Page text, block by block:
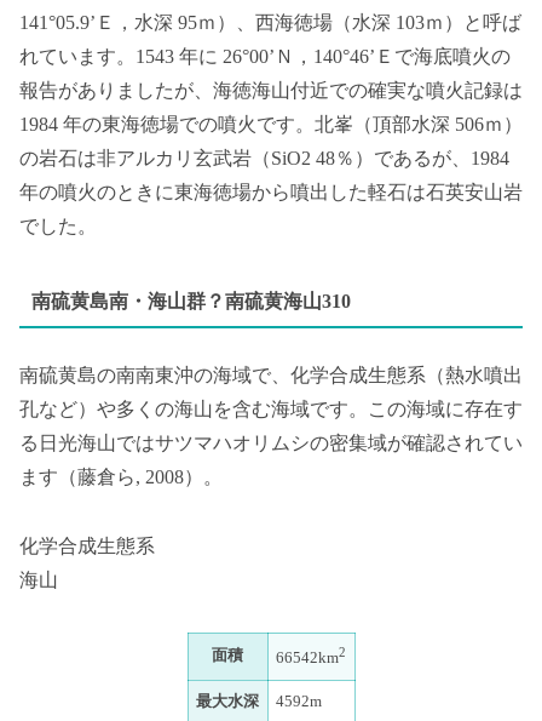
141°05.9’Ｅ，水深 95ｍ）、西海徳場（水深 103ｍ）と呼ば
れています。1543 年に 26°00’Ｎ，140°46’Ｅで海底噴火の
報告がありましたが、海徳海山付近での確実な噴火記録は
1984 年の東海徳場での噴火です。北峯（頂部水深 506ｍ）
の岩石は非アルカリ玄武岩（SiO2 48％）であるが、1984
年の噴火のときに東海徳場から噴出した軽石は石英安山岩
でした。
南硫黄島南・海山群？南硫黄海山310
南硫黄島の南南東沖の海域で、化学合成生態系（熱水噴出
孔など）や多くの海山を含む海域です。この海域に存在す
る日光海山ではサツマハオリムシの密集域が確認されてい
ます（藤倉ら, 2008）。
化学合成生態系
海山
面積 66542km2
最大水深 4592m